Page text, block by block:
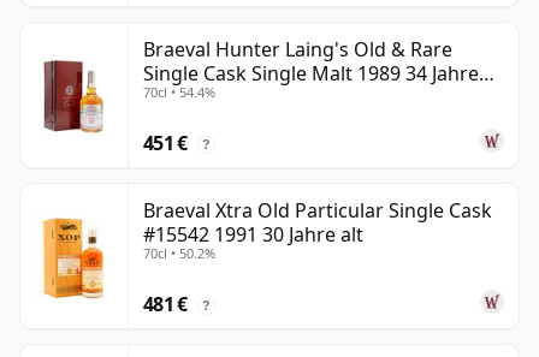
Braeval Hunter Laing's Old & Rare
Single Cask Single Malt 1989 34 Jahre
alt
70cl • 54.4%
451 € ?
Braeval Xtra Old Particular Single Cask
#15542 1991 30 Jahre alt
70cl • 50.2%
481 € ?